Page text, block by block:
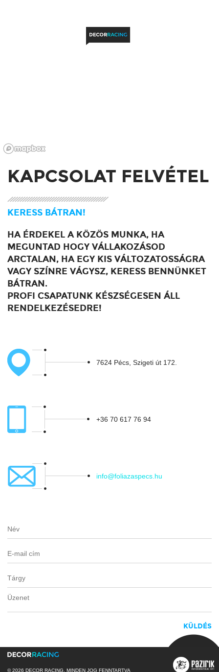
KAPCSOLAT FELVÉTEL
KERESS BÁTRAN!
HA ÉRDEKEL A KÖZÖS MUNKA, HA
MEGUNTAD HOGY VÁLLAKOZÁSOD
ARCTALAN, HA EGY KIS VÁLTOZATOSSÁGRA
VAGY SZÍNRE VÁGYSZ, KERESS BENNÜNKET
BÁTRAN.
PROFI CSAPATUNK KÉSZSÉGESEN ÁLL
RENDELKEZÉSEDRE!
7624 Pécs, Szigeti út 172.
+36 70 617 76 94
info@foliazaspecs.hu
© 2026 DECOR RACING, MINDEN JOG FENNTARTVA